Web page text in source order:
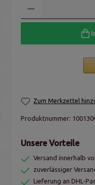
Zum Merkzettel
Produktnummer:
Unsere Vorteile
Versand innerhalb
zuverlässiger
Lieferung an DHL-